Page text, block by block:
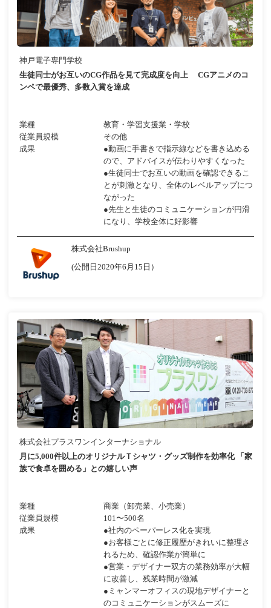
神戸電子専門学校
生徒同士がお互いのCG作品を見て完成度を向上 CGアニメのコ
ンペで最優秀、多数入賞を達成
業種
教育・学習支援業・学校
従業員規模
その他
成果
●動画に手書きで指示線などを書き込める
ので、アドバイスが伝わりやすくなった
●生徒同士でお互いの動画を確認できるこ
とが刺激となり、全体のレベルアップにつ
ながった
●先生と生徒のコミュニケーションが円滑
になり、学校全体に好影響
株式会社Brushup
(公開日2020年6月15日）
株式会社プラスワンインターナショナル
月に5,000件以上のオリジナルＴシャツ・グッズ制作を効率化 「家
族で食卓を囲める」との嬉しい声
業種
商業（卸売業、小売業）
従業員規模
101〜500名
成果
●社内のペーパーレス化を実現
●お客様ごとに修正履歴がきれいに整理さ
れるため、確認作業が簡単に
●営業・デザイナー双方の業務効率が大幅
に改善し、残業時間が激減
●ミャンマーオフィスの現地デザイナーと
のコミュニケーションがスムーズに